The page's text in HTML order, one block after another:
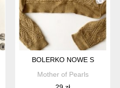
BOLERKO NOWE S
Mother of Pearls